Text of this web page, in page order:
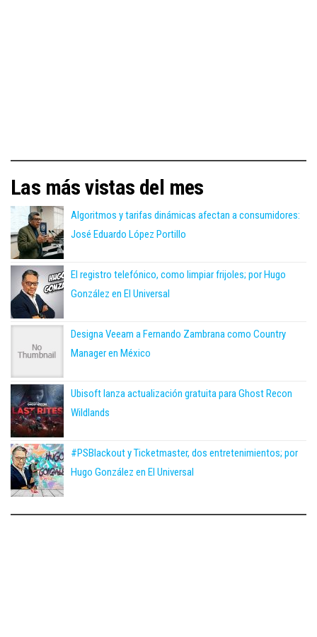
Las más vistas del mes
Algoritmos y tarifas dinámicas afectan a consumidores:
José Eduardo López Portillo
El registro telefónico, como limpiar frijoles; por Hugo
González en El Universal
Designa Veeam a Fernando Zambrana como Country
Manager en México
Ubisoft lanza actualización gratuita para Ghost Recon
Wildlands
#PSBlackout y Ticketmaster, dos entretenimientos; por
Hugo González en El Universal